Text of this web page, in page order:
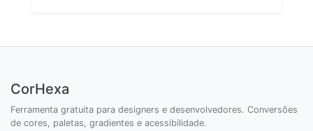
CorHexa
Ferramenta gratuita para designers e desenvolvedores. Conversões
de cores, paletas, gradientes e acessibilidade.